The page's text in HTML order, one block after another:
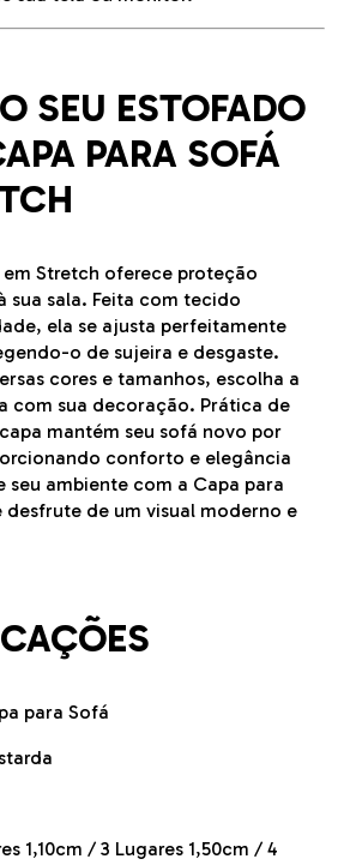
SEU ESTOFADO
PARA SOFÁ
em Stretch oferece proteção
sua sala. Feita com tecido
ela se ajusta perfeitamente
o de sujeira e desgaste.
cores e tamanhos, escolha a
com sua decoração. Prática de
mantém seu sofá novo por
conforto e elegância
seu ambiente com a Capa para
desfrute de um visual moderno e
para Sofá
1,10cm / 3 Lugares 1,50cm / 4